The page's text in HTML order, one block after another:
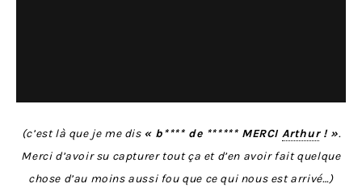
(c’est là que je me dis « b**** de ****** MERCI Arthur! ».
Merci d’avoir su capturer tout ça et d’en avoir fait quelque
chose d’au moins aussi fou que ce qui nous est arrivé…)